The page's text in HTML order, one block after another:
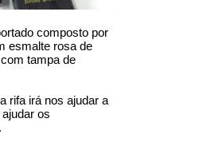
composto por
esmalte rosa de
tampa de
rifa irá nos ajudar a
os